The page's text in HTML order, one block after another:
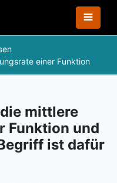
einer Funktion
mittlere
Funktion und
ist dafür